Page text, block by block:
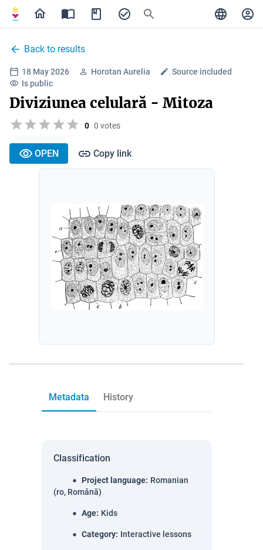
Back to results
18 May 2026 Horotan Aurelia
Source included
Is public
Diviziunea celulară - Mitoza
0 0 votes
OPEN Copy link
Metadata History
Classification
Project language: Romanian
(ro, Română)
Age: Kids
Category: Interactive lessons